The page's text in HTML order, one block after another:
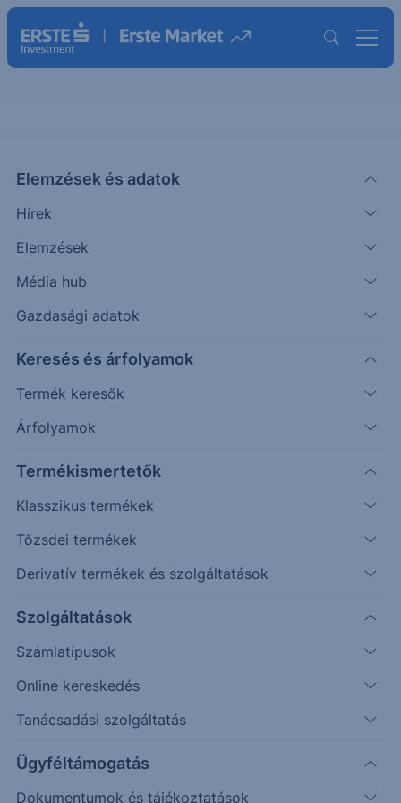
Elemzések és adatok
Hírek
Elemzések
Média hub
Gazdasági adatok
Keresés és árfolyamok
Termék keresők
Árfolyamok
Termékismertetők
Klasszikus termékek
Tőzsdei termékek
Derivatív termékek és szolgáltatások
Szolgáltatások
Számlatípusok
Online kereskedés
Tanácsadási szolgáltatás
Ügyféltámogatás
Dokumentumok és tájékoztatások
DAX - 2025/97 - Napi
CHART EXTRA
Adrián
Timeframe
Ellenállások
Napos
azonban a várt célárat nem érte el.
Korábbi várakozásainkat fenntartjuk: